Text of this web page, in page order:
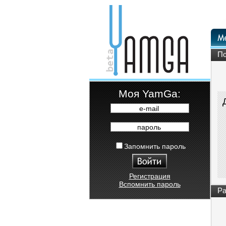
Moя YamGa:
e-mail
пароль
Запомнить пароль
Регистрация
Вспомнить пароль